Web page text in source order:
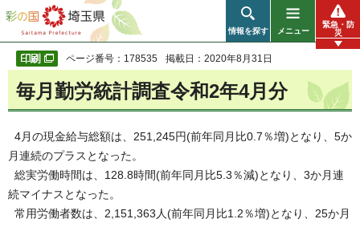
彩の国 埼玉県
情報を探す メニュー
緊急・防
災
ページ番号：178535 掲載日：2020年8月31日
毎月勤労統計調査令和2年4月分
4月の現金給与総額は、251,245円(前年同月比0.7％増)となり、5か
月連続のプラスとなった。
総実労働時間は、128.8時間(前年同月比5.3％減)となり、3か月連
続マイナスとなった。
常用労働者数は、2,151,363人(前年同月比1.2％増)となり、25か月